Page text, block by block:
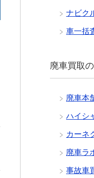
ナビク
車一括
廃車買取
廃車本
ハイシ
カーネ
廃車ラ
事故車